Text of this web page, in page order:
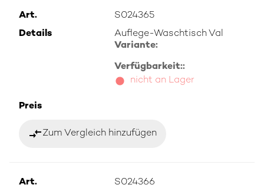
Art.
S024365
Details
Auflege-Waschtisch Val
Variante:
Verfügbarkeit::
nicht an Lager
Preis
compare_arrowsZum Vergleich hinzufügen
Art.
S024366